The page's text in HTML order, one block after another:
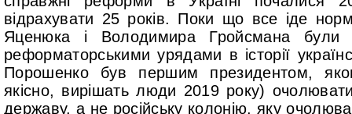
відрахувати 25 років. Поки що все іде
Яценюка і Володимира Гройсмана були
реформаторськими урядами в історії
Порошенко був першим президентом,
якісно, вирішать люди 2019 року)
державу, а не російську колонію, яку